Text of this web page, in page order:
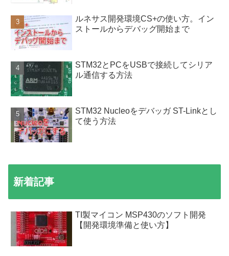
ルネサス開発環境CS+の使い方。イン
ストールからデバッグ開始まで
STM32とPCをUSBで接続してシリア
ル通信する方法
STM32 Nucleoをデバッガ ST-Linkとし
て使う方法
新着記事
TI製マイコン MSP430のソフト開発
【開発環境準備と使い方】